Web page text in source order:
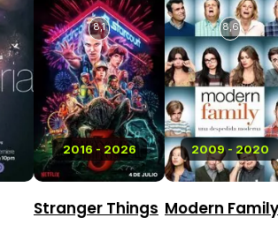
2016 - 2026
8,1
Stranger Things
2009 - 2020
8,6
Modern Family